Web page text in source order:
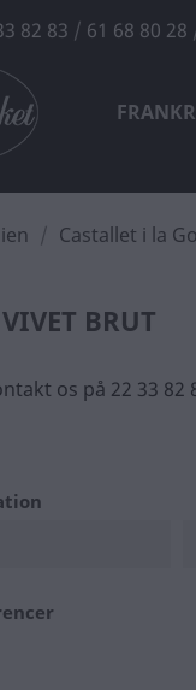
82 83 / 61 68 80 28
Castallet i la
BRUT
os på 22 33